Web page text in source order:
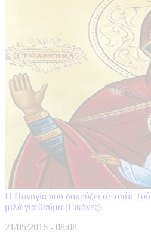
Η Παναγία που δακρύζει σε σπίτι
μιλά για θαύμα (Εικόνες)
21/05/2016 - 08:08